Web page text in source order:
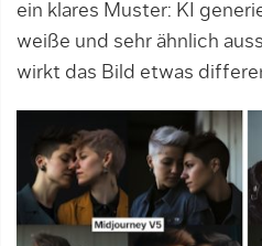
ein klares Muster: KI
weiße und sehr ähnlich
wirkt das Bild etwas